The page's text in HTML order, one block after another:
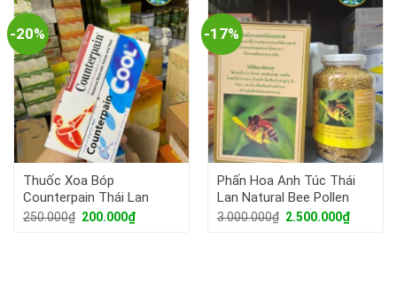
-20%
Thuốc Xoa Bóp
Counterpain Thái Lan
250.000₫ Giá
200.000₫Giá
hiện
-17%
Phấn Hoa Anh Túc Thái
Lan Natural Bee Pollen
3.000.000₫ Giá
2.500.000₫Giá
hiện